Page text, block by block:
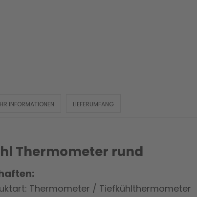
INFORMATIONEN LIEFERUMFANG
Thermometer rund
Thermometer / Tiefkühlthermometer